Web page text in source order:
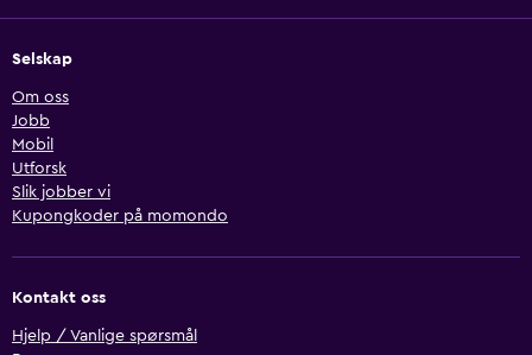
Selskap
Om oss
Jobb
Mobil
Utforsk
Slik jobber vi
Kupongkoder på momondo
Kontakt oss
Hjelp / Vanlige spørsmål